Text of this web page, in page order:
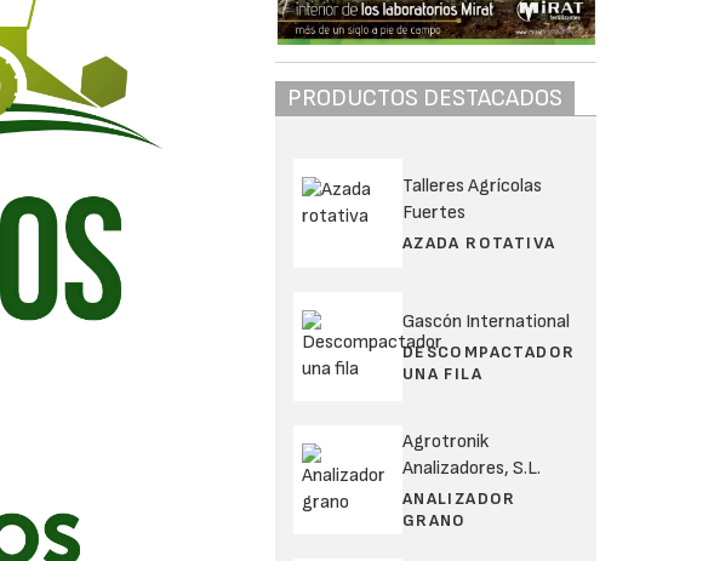
PRODUCTOS DESTACADOS
Talleres Agrícolas
Fuertes
AZADA ROTATIVA
Gascón International
DESCOMPACTADOR
UNA FILA
Agrotronik
Analizadores, S.L.
ANALIZADOR
GRANO